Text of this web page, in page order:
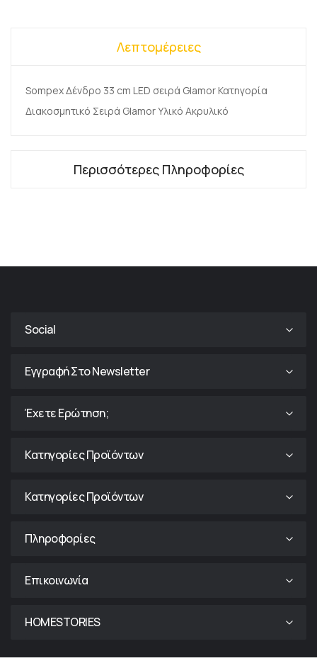
Λεπτομέρειες
Sompex Δένδρο 33 cm LED σειρά Glamor Κατηγορία
Διακοσμητικό Σειρά Glamor Υλικό Ακρυλικό
Περισσότερες Πληροφορίες
Social
Εγγραφή Στο Newsletter
Έχετε Ερώτηση;
Κατηγορίες Προϊόντων
Κατηγορίες Προϊόντων
Πληροφορίες
Επικοινωνία
HOMESTORIES